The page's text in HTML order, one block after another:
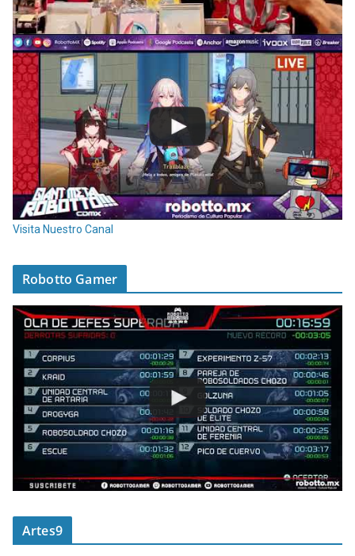
Visita Nuestro Canal
Robotto Gamer
Artes9